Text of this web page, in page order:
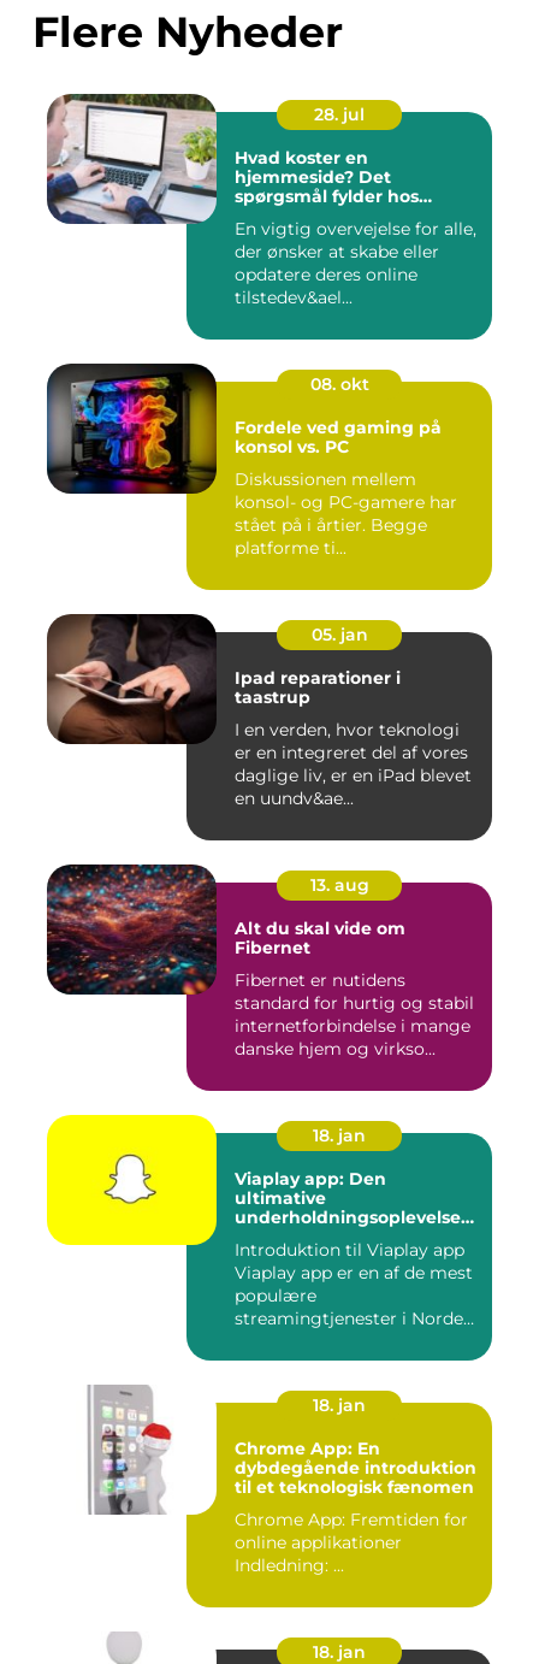
Flere Nyheder
28. jul
Hvad koster en
hjemmeside? Det
spørgsmål fylder hos
En vigtig overvejelse for alle,
der ønsker at skabe eller
opdatere deres online
tilstedev&ael...
08. okt
Fordele ved gaming på
konsol vs. PC
Diskussionen mellem
konsol- og PC-gamere har
stået på i årtier. Begge
platforme ti...
05. jan
Ipad reparationer i
taastrup
I en verden, hvor teknologi
er en integreret del af vores
daglige liv, er en iPad blevet
en uundv&ae...
13. aug
Alt du skal vide om
Fibernet
Fibernet er nutidens
standard for hurtig og stabil
internetforbindelse i mange
danske hjem og virkso...
18. jan
Viaplay app: Den
ultimative
underholdningsoplevelse
Introduktion til Viaplay app
Viaplay app er en af de mest
populære
streamingtjenester i Norden
18. jan
Chrome App: En
dybdegående introduktion
til et teknologisk fænomen
Chrome App: Fremtiden for
online applikationer
Indledning: ...
18. jan